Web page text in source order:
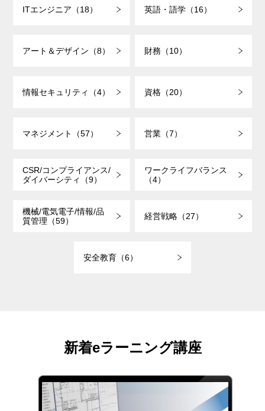
ITエンジニア（18） 英語・語学（16）
アート＆デザイン（8） 財務（10）
情報セキュリティ（4） 資格（20）
マネジメント（57） 営業（7）
CSR/コンプライアンス/
ダイバーシティ（9）
ワークライフバランス
（4）
機械/電気電子/情報/品
質管理（59）
経営戦略（27）
安全教育（6）
新着eラーニング講座